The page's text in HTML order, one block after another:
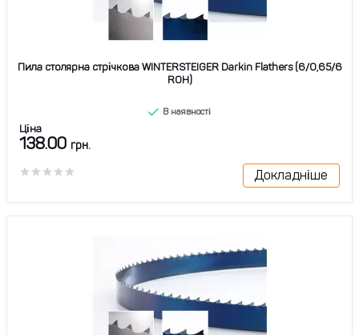
Пила столярна стрічкова WINTERSTEIGER Darkin Flathers (6/0,65/6
ROH)
В наявності
Ціна
138.00 грн.
Докладніше